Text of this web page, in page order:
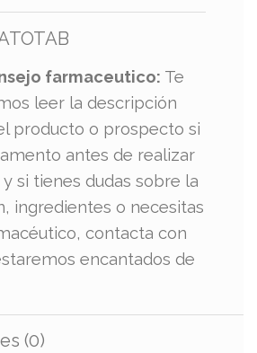
farmaceutico: Te
leer la descripción
producto o prospecto si
antes de realizar
si tienes dudas sobre la
ingredientes o necesitas
contacta con
encantados de
(0)